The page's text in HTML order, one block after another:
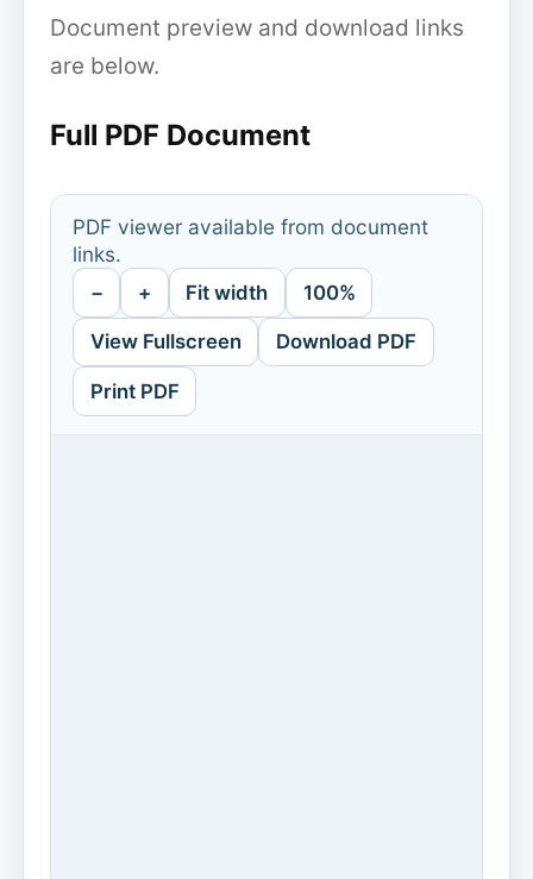
Document preview and download links
are below.
Full PDF Document
PDF viewer available from document
links.
− + Fit width 100%
View Fullscreen Download PDF
Print PDF